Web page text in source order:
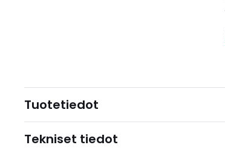
Tuotetiedot
Tekniset tiedot